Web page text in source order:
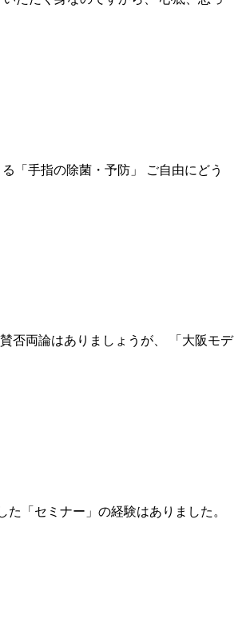
「手指の除菌・予防」 ご自由にどう
否両論はありましょうが、 「大阪モデ
「セミナー」の経験はありました。